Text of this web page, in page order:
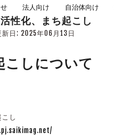
法人向け 自治体向け
性化、まち起こし
日: 2025年06月13日
こしについて
し